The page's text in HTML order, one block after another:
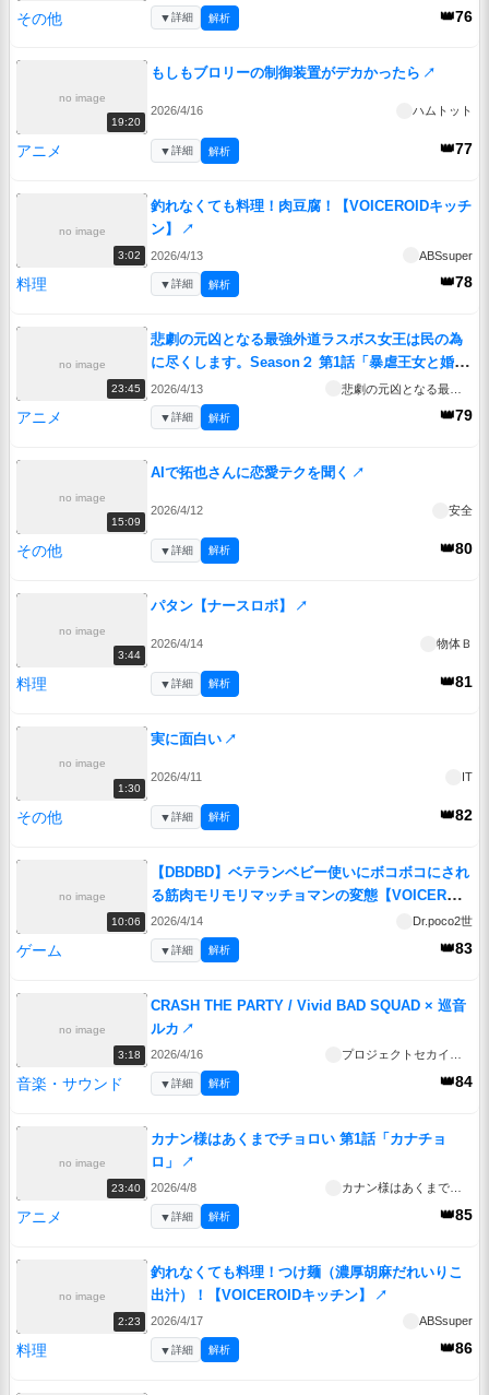
その他 👑76
▼詳細 解析
no image
19:20
もしもブロリーの制御装置がデカかったら ↗
2026/4/16 ハムトット
アニメ 👑77
▼詳細 解析
no image
3:02
釣れなくても料理！肉豆腐！【VOICEROIDキッチ
ン】
↗
2026/4/13 ABSsuper
料理 👑78
▼詳細 解析
no image
23:45
悲劇の元凶となる最強外道ラスボス女王は民の為
に尽くします。Season２ 第1話「暴虐王女と婚約
者」↗
2026/4/13
アニメ 👑79
▼詳細 解析
no image
15:09
AIで拓也さんに恋愛テクを聞く ↗
2026/4/12 安全
その他 👑80
▼詳細 解析
no image
3:44
パタン【ナースロボ】 ↗
2026/4/14 物体Ｂ
料理 👑81
▼詳細 解析
no image
1:30
実に面白い ↗
2026/4/11 IT
その他 👑82
▼詳細 解析
no image
10:06
【DBDBD】ベテランベビー使いにボコボコにされ
る筋肉モリモリマッチョマンの変態【VOICEROID
実況/ドラゴンボールザブレイカーズ】
2026/4/14 Dr.poco2世
ゲーム 👑83
▼詳細 解析
no image
3:18
CRASH THE PARTY / Vivid BAD SQUAD × 巡音
ルカ ↗
2026/4/16 プロジェクトセカイ公式
音楽・サウンド 👑84
▼詳細 解析
no image
23:40
カナン様はあくまでチョロい 第1話「カナチョ
ロ」
↗
2026/4/8
アニメ 👑85
▼詳細 解析
no image
2:23
釣れなくても料理！つけ麺（濃厚胡麻だれいりこ
出汁）！【VOICEROIDキッチン】
↗
2026/4/17 ABSsuper
料理 👑86
▼詳細 解析